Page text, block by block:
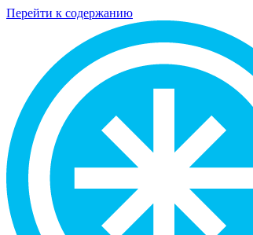
Перейти к содержанию